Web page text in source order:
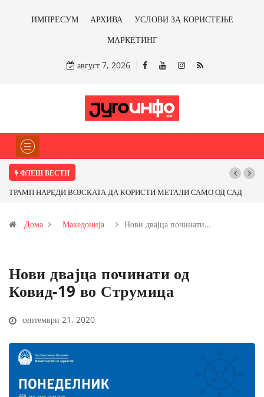
ИМПРЕСУМ АРХИВА
УСЛОВИ ЗА КОРИСТЕЊЕ
МАРКЕТИНГ
август 7, 2026
ФЛЕШ ВЕСТИ
ТРАМП НАРЕДИ ВОЈСКАТА ДА КОРИСТИ МЕТАЛИ САМО ОД САД
Иловица и со антимонот?
Дома Македонија Нови двајца починати…
Нови двајца починати од
Ковид-19 во Струмица
септември 21, 2020